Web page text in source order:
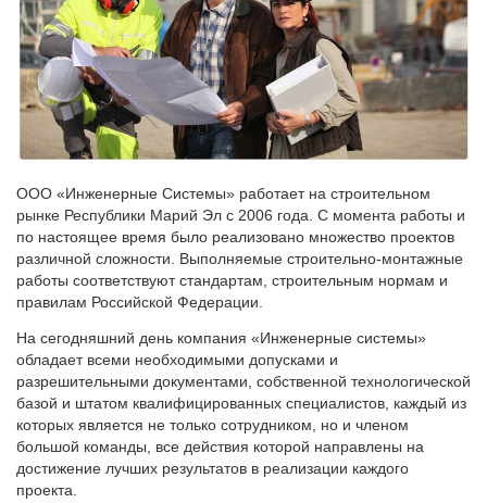
ООО «Инженерные Системы» работает на строительном
рынке Республики Марий Эл с 2006 года. С момента работы и
по настоящее время было реализовано множество проектов
различной сложности. Выполняемые строительно-монтажные
работы соответствуют стандартам, строительным нормам и
правилам Российской Федерации.
На сегодняшний день компания «Инженерные системы»
обладает всеми необходимыми допусками и
разрешительными документами, собственной технологической
базой и штатом квалифицированных специалистов, каждый из
которых является не только сотрудником, но и членом
большой команды, все действия которой направлены на
достижение лучших результатов в реализации каждого
проекта.